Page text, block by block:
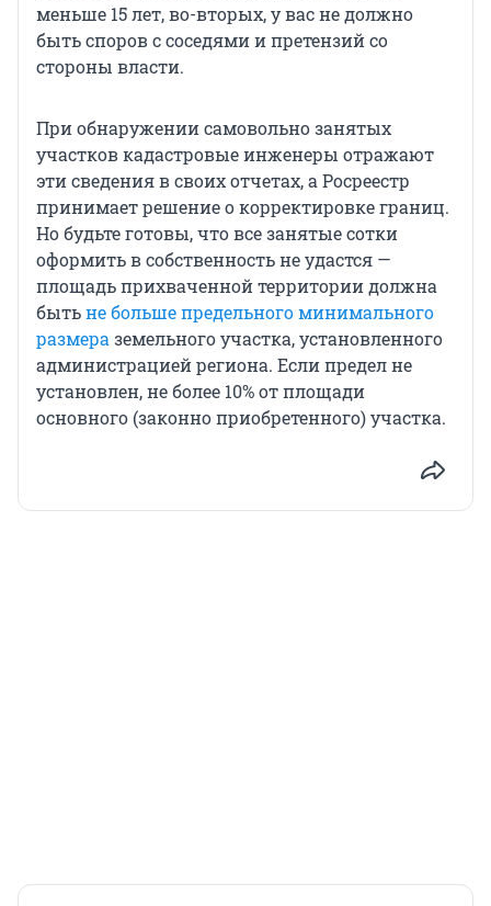
меньше 15 лет, во-вторых, у вас не должно
быть споров с соседями и претензий со
стороны власти.
При обнаружении самовольно занятых
участков кадастровые инженеры отражают
эти сведения в своих отчетах, а Росреестр
принимает решение о корректировке границ.
Но будьте готовы, что все занятые сотки
оформить в собственность не удастся —
площадь прихваченной территории должна
бытьне больше предельного минимального
размера земельного участка, установленного
администрацией региона. Если предел не
установлен, не более 10% от площади
основного (законно приобретенного) участка.